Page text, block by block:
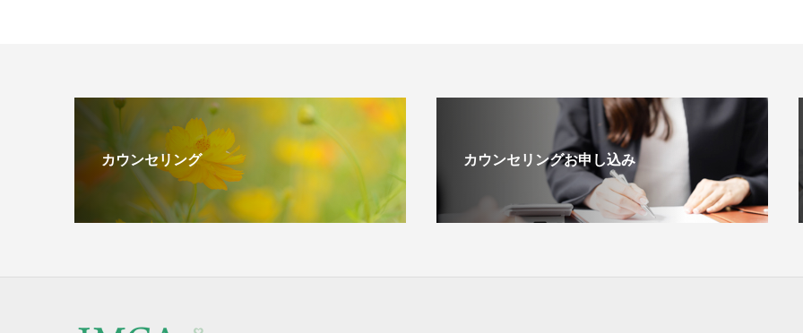
カウンセリング カウンセリングお申し込み